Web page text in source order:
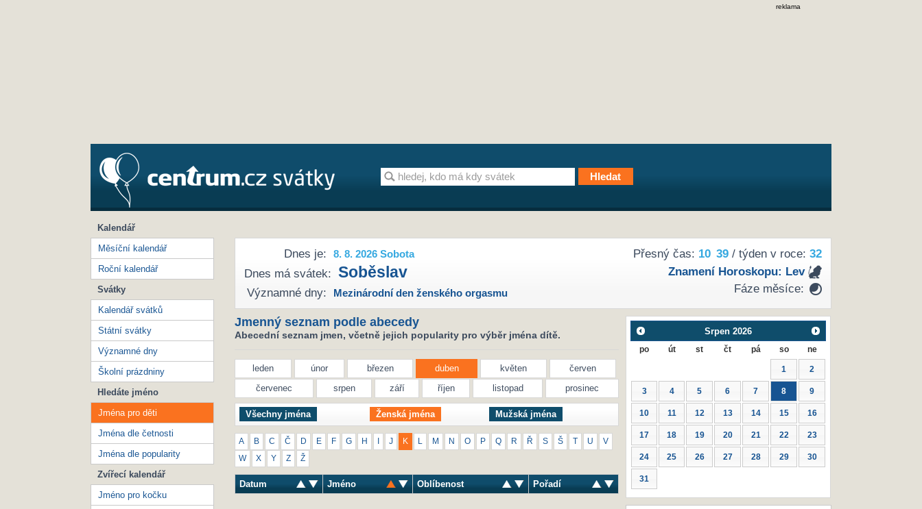
reklama
Přesný čas: 10 39/ týden v roce: 32
Znamení Horoskopu: Lev
Fáze měsíce:
Dnes je: 8. 8. 2026 Sobota
Dnes má svátek: Soběslav
Významné dny: Mezinárodní den ženského orgasmu
Jmenný seznam podle abecedy
Abecední seznam jmen, včetně jejich popularity pro výběr jména dítě.
leden únor březen duben květen
červen
červenec
srpen září říjen listopad prosinec
Všechny jména Ženská jména Mužská jména
A B C Č D E F G H J K M N O P Q R Ř S Š T U V
W X Y Z Ž
Datum Jméno Oblíbenost Pořadí
Srpen 2026
po út st čt pá so ne
1 2
3 4 5 6 7 8 9
10 11 12 13 14 15 16
17 18 19 20 21 22 23
24 25 26 27 28 29 30
31
Kalendář
Měsíční kalendář
Roční kalendář
Svátky
Kalendář svátků
Státní svátky
Významné dny
Školní prázdniny
Hledáte jméno
Jména pro děti
Jména dle četnosti
Jména dle popularity
Zvířecí kalendář
Jméno pro kočku